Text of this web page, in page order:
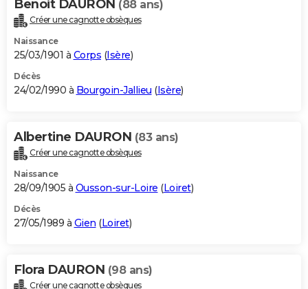
Benoit DAURON (88 ans)
Créer une cagnotte obsèques
Naissance
25/03/1901 à Corps (Isère)
Décès
24/02/1990 à Bourgoin-Jallieu (Isère)
Albertine DAURON (83 ans)
Créer une cagnotte obsèques
Naissance
28/09/1905 à Ousson-sur-Loire (Loiret)
Décès
27/05/1989 à Gien (Loiret)
Flora DAURON (98 ans)
Créer une cagnotte obsèques